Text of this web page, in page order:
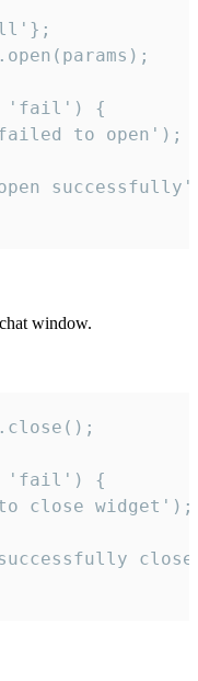
'fail') {
to open');
window.
'fail') {
close widget');